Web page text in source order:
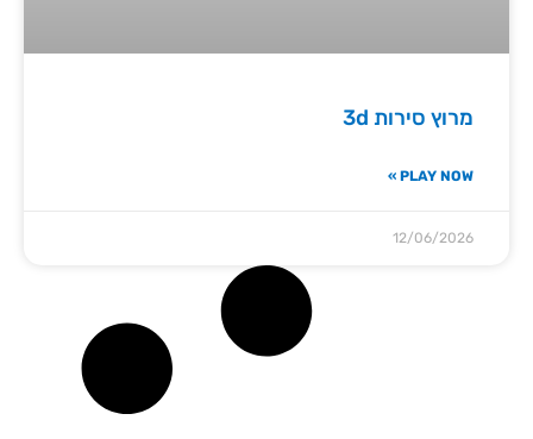
מרוץ סירות 3d
PLAY NOW »
12/06/2026